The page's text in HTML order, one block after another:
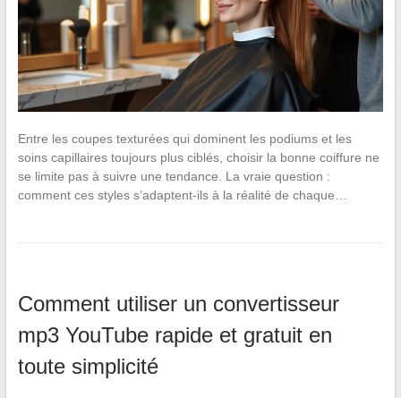
Entre les coupes texturées qui dominent les podiums et les
soins capillaires toujours plus ciblés, choisir la bonne coiffure ne
se limite pas à suivre une tendance. La vraie question :
comment ces styles s’adaptent-ils à la réalité de chaque…
Comment utiliser un convertisseur
mp3 YouTube rapide et gratuit en
toute simplicité